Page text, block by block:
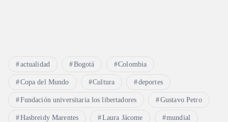
actualidad Bogotá Colombia
Copa del Mundo Cultura deportes
Fundación universitaria los libertadores Gustavo Petro
Hasbreidy Marentes Laura Jácome mundial